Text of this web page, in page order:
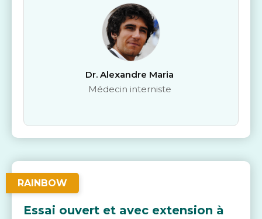
Dr. Alexandre Maria
Médecin interniste
RAINBOW
Essai ouvert et avec extension à